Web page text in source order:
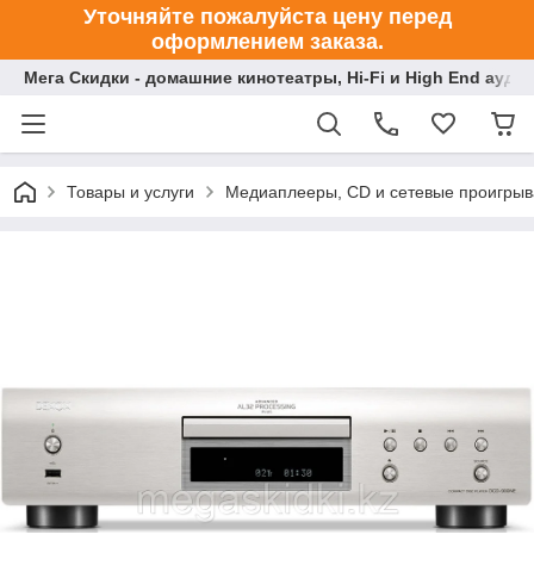
Уточняйте пожалуйста цену перед
оформлением заказа.
Мега Скидки - домашние кинотеатры, Hi-Fi и High End
Товары и услуги Медиаплееры, CD и сетевые